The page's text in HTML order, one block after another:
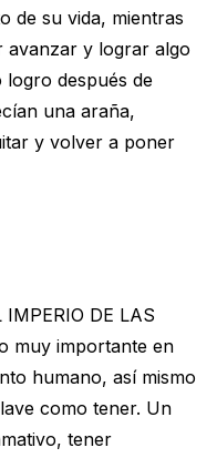
de su vida, mientras
y lograr algo
después de
una araña,
y volver a poner
DE LAS
muy importante en
humano, así mismo
como tener. Un
tener